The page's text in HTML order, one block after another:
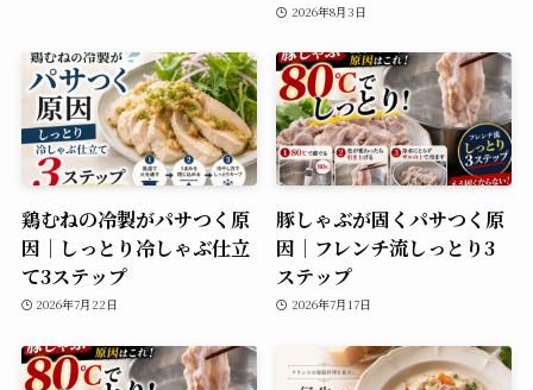
2026年8月3日
鶏むねの冷製がパサつく原
因｜しっとり冷しゃぶ仕立
て3ステップ
2026年7月22日
豚しゃぶが固くパサつく原
因｜フレンチ流しっとり3
ステップ
2026年7月17日